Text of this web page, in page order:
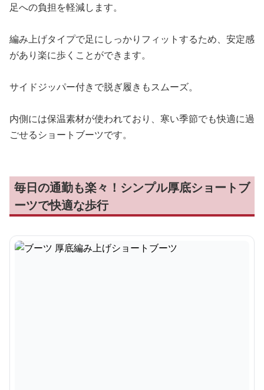
足への負担を軽減します。
編み上げタイプで足にしっかりフィットするため、安定感
があり楽に歩くことができます。
サイドジッパー付きで脱ぎ履きもスムーズ。
内側には保温素材が使われており、寒い季節でも快適に過
ごせるショートブーツです。
毎日の通勤も楽々！シンプル厚底ショートブ
ーツで快適な歩行